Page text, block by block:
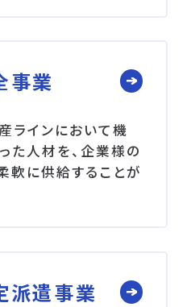
事業
ラインにおいて機
た人材を、企業様の
軟に供給することが
派遣事業